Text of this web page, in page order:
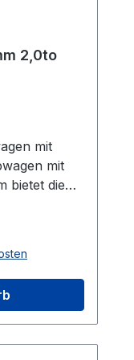
2,0to
mit
bietet die
minimale
ist,